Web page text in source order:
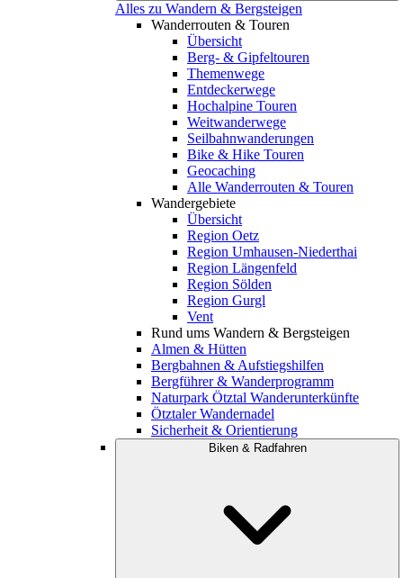
Alles zu Wandern & Bergsteigen
Wanderrouten & Touren
Übersicht
Berg- & Gipfeltouren
Themenwege
Entdeckerwege
Hochalpine Touren
Weitwanderwege
Seilbahnwanderungen
Bike & Hike Touren
Geocaching
Alle Wanderrouten & Touren
Wandergebiete
Übersicht
Region Oetz
Region Umhausen-Niederthai
Region Längenfeld
Region Sölden
Region Gurgl
Vent
Rund ums Wandern & Bergsteigen
Almen & Hütten
Bergbahnen & Aufstiegshilfen
Bergführer & Wanderprogramm
Naturpark Ötztal Wanderunterkünfte
Ötztaler Wandernadel
Sicherheit & Orientierung
Biken & Radfahren